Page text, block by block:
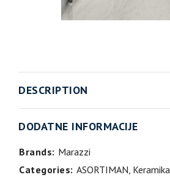
DESCRIPTION
DODATNE INFORMACIJE
Brands: Marazzi
Categories: ASORTIMAN Keramika